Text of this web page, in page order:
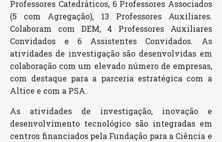
Professores Catedráticos, 6 Professores Associados
(5 com Agregação), 13 Professores Auxiliares.
Colaboram com DEM, 4 Professores Auxiliares
Convidados e 6 Assistentes Convidados. As
atividades de investigação são desenvolvidas em
colaboração com um elevado número de empresas,
com destaque para a parceria estratégica com a
Altice e com a PSA.
As atividades de investigação, inovação e
desenvolvimento tecnológico são integradas em
centros financiados pela Fundação para a Ciência e